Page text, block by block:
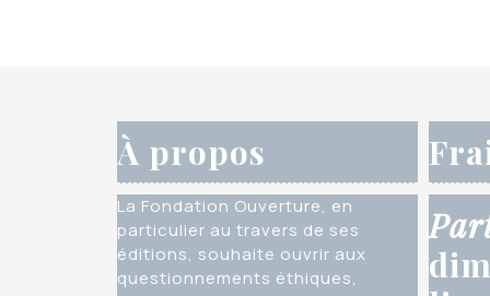
À propos
La Fondation Ouverture, en
particulier au travers de ses
éditions, souhaite ouvrir aux
questionnements éthiques,